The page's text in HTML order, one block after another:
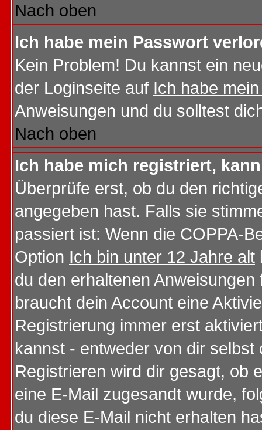
Nach oben
Ich habe mein Passwort
Kein Problem! Du kannst ein
der Loginseite auf Ich habe
Anweisungen und du solltest
Nach oben
Ich habe mich registriert,
Überprüfe erst, ob du den
angegeben hast. Falls sie
passiert ist: Wenn die COPPA-
Option Ich bin unter 12 Jahre alt
du den erhaltenen
braucht dein Account eine
Registrierung immer erst
kannst - entweder von dir selbst
Registrieren wird dir gesagt, ob
eine E-Mail zugesandt wurde,
du diese E-Mail nicht erhalten